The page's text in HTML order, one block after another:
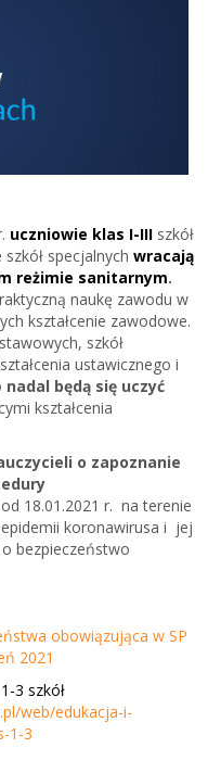
uczniowie klas I-III szkół
specjalnych wracają
reżimie sanitarnym.
naukę zawodu w
kształcenie zawodowe.
szkół
ustawicznego i
nadal będą się uczyć
kształcenia
o zapoznanie
18.01.2021 r. na terenie
koronawirusa i jej
bezpieczeństwo
obowiązująca w SP
2021
3 szkół
web/edukacja-i-
1-3